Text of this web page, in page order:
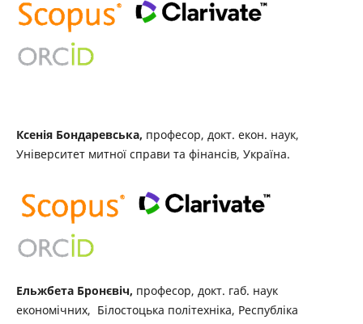
Ксенія Бондаревська, професор, докт. екон. наук,
Університет митної справи та фінансів, Україна.
Ельжбета Бронєвіч, професор, докт. габ. наук
економічних, Білостоцька політехніка, Республіка